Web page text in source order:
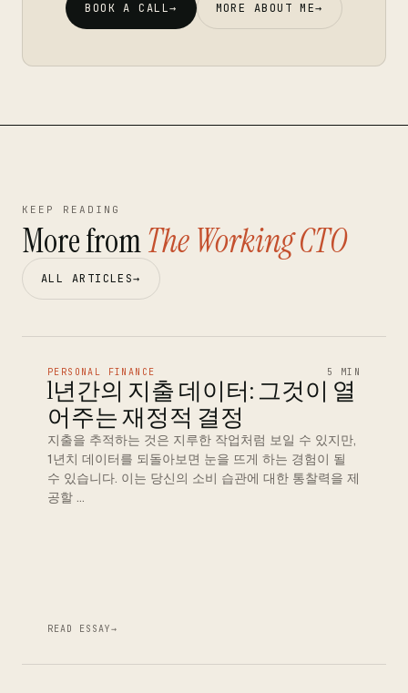
BOOK A CALL→ MORE ABOUT ME→
KEEP READING
More fromThe Working CTO
ALL ARTICLES→
PERSONAL FINANCE 5 MIN
1년간의 지출 데이터: 그것이 열
어주는 재정적 결정
지출을 추적하는 것은 지루한 작업처럼 보일 수 있지만,
1년치 데이터를 되돌아보면 눈을 뜨게 하는 경험이 될
수 있습니다. 이는 당신의 소비 습관에 대한 통찰력을 제
공할 …
READ ESSAY→